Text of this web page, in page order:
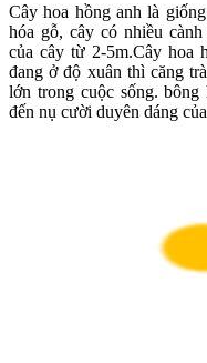
Cây hoa hồng anh là
hóa gỗ, cây có nhiều
của cây từ 2-5m.Cây hoa
đang ở độ xuân thì căng
lớn trong cuộc sống.
đến nụ cười duyên dáng